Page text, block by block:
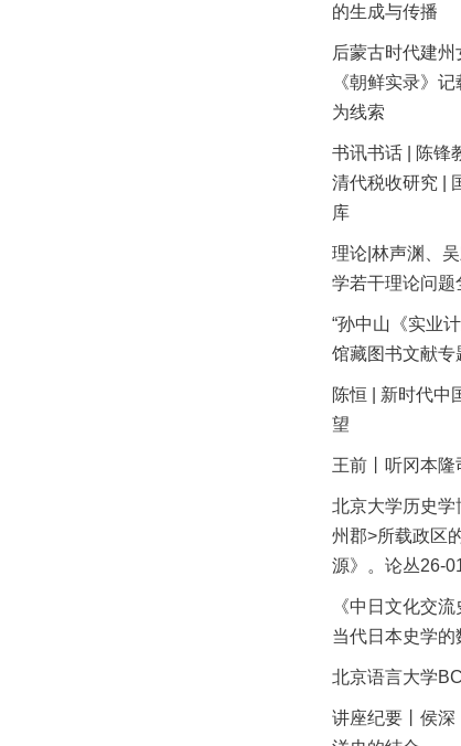
的生成与传播
后蒙古时代建
《朝鲜实录》
为线索
书讯书话 | 陈锋
清代税收研究 |
库
理论|林声渊、
学若干理论问题
“孙中山《实业
馆藏图书文献专
陈恒 | 新时代中
望
王前丨听冈本
北京大学历史学
州郡>所载政区
源》。论丛26-
《中日文化交
当代日本史学
北京语言大学
讲座纪要丨侯